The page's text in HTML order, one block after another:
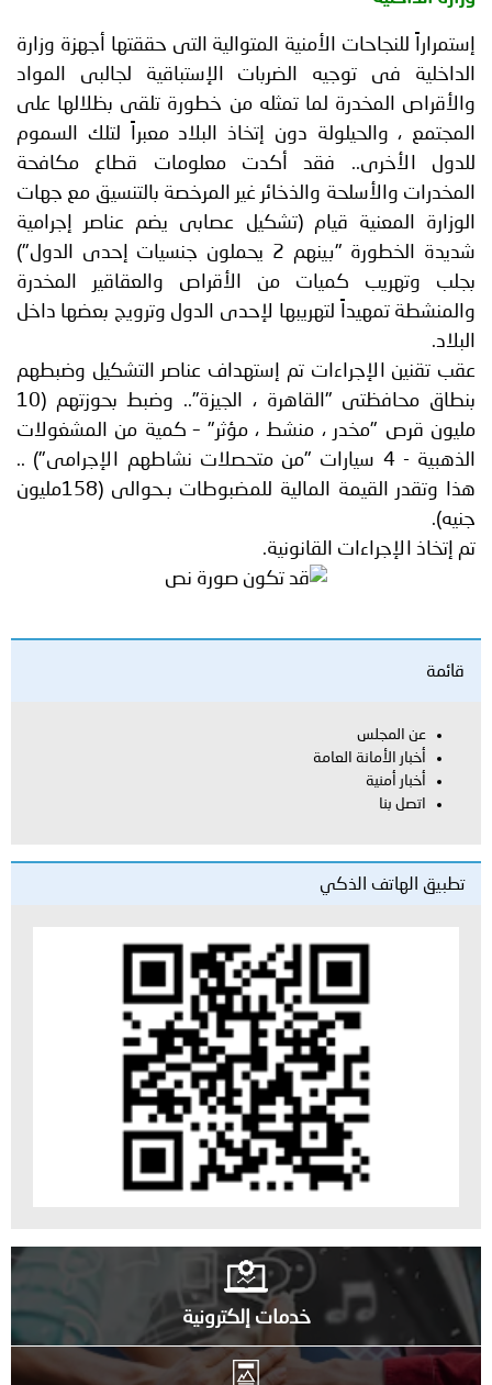
إستمراراً للنجاحات الأمنية المتوالية التى حققتها أجهزة وزارة
الداخلية فى توجيه الضربات الإستباقية لجالبى المواد
والأقراص المخدرة لما تمثله من خطورة تلقى بظلالها على
المجتمع ، والحيلولة دون إتخاذ البلاد معبراً لتلك السموم
للدول الأخرى.. فقد أكدت معلومات قطاع مكافحة
المخدرات والأسلحة والذخائر غير المرخصة بالتنسيق مع جهات
الوزارة المعنية قيام (تشكيل عصابى يضم عناصر إجرامية
شديدة الخطورة "بينهم 2 يحملون جنسيات إحدى الدول")
بجلب وتهريب كميات من الأقراص والعقاقير المخدرة
والمنشطة تمهيداً لتهريبها لإحدى الدول وترويج بعضها داخل
البلاد.
عقب تقنين الإجراءات تم إستهداف عناصر التشكيل وضبطهم
بنطاق محافظتى "القاهرة ، الجيزة".. وضبط بحوزتهم (10
مليون قرص "مخدر ، منشط ، مؤثر" – كمية من المشغولات
الذهبية - 4 سيارات "من متحصلات نشاطهم الإجرامى") ..
هذا وتقدر القيمة المالية للمضبوطات بـحوالى (158مليون
جنيه).
تم إتخاذ الإجراءات القانونية.
قائمة
عن المجلس
أخبار الأمانة العامة
أخبار أمنية
اتصل بنا
تطبيق الهاتف الذكي
خدمات إلكترونية